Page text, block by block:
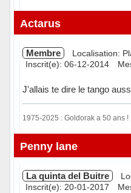
Hors ligne
Actarus
Membre
Localisation:
Inscrit(e): 06-12-2014
J'allais te dire le tango
1975-2025 : Goldorak a 50 ans !
Hors ligne
Penny lane
La quinta del Buitre
Inscrit(e): 20-01-2017